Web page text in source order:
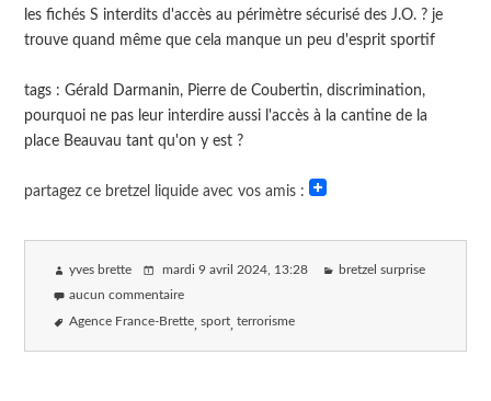
les fichés S interdits d'accès au périmètre sécurisé des J.O. ? je
trouve quand même que cela manque un peu d'esprit sportif
tags : Gérald Darmanin, Pierre de Coubertin, discrimination,
pourquoi ne pas leur interdire aussi l'accès à la cantine de la
place Beauvau tant qu'on y est ?
partagez ce bretzel liquide avec vos amis :
yves brette mardi 9 avril 2024 , 13:28 bretzel surprise
aucun commentaire
Agence France-Brette sport terrorisme